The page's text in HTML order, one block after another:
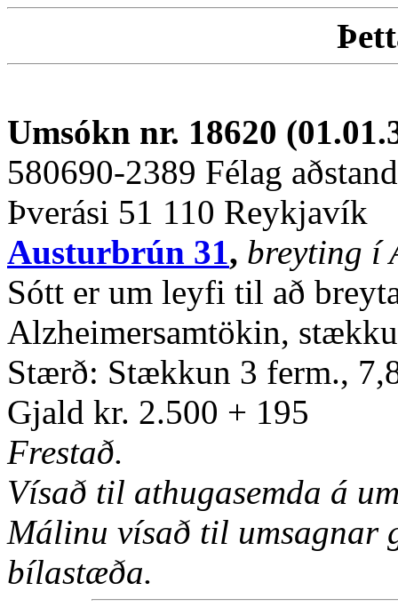
Umsókn nr. 18620
580690-2389 Félag
Þverási 51 110 Reykjavík
Austurbrún 31, breyting í
Sótt er um leyfi til að
Alzheimersamtökin,
Stærð: Stækkun 3 ferm.,
Gjald kr. 2.500 + 195
Frestað.
Vísað til athugasemda á
Málinu vísað til umsagnar
bílastæða.